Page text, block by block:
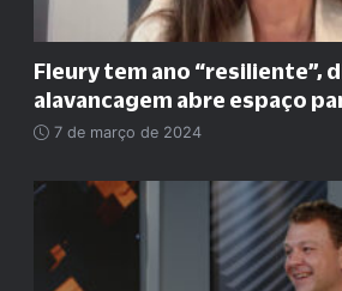
Fleury tem ano “resiliente”,
alavancagem abre espaço
7 de março de 2024